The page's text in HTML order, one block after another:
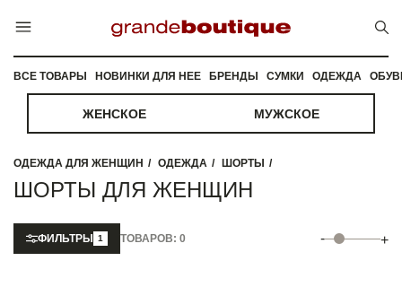
ВСЕ ТОВАРЫ НОВИНКИ ДЛЯ НЕЕ БРЕНДЫ СУМКИ ОДЕЖДА
ЖЕНСКОЕ МУЖСКОЕ
ОДЕЖДА ДЛЯ ЖЕНЩИН ОДЕЖДА ШОРТЫ
ШОРТЫ ДЛЯ ЖЕНЩИН
ФИЛЬТРЫ 1 ТОВАРОВ: 0 - +